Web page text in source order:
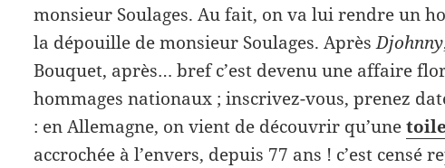
monsieur Soulages. Au fait, on va lui rendre un
la dépouille de monsieur Soulages. AprèsDjohnny
Bouquet, après… bref c’est devenu une affaire
hommages nationaux ; inscrivez-vous, prenez
: en Allemagne, on vient de découvrir qu’une
accrochée à l’envers, depuis 77 ans ! c’est censé